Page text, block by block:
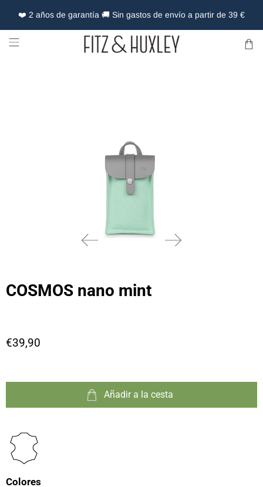
❤️ 2 años de garantía 🚚 Sin gastos de envío a partir de 39 €
COSMOS nano mint
€39,90
Añadir a la cesta
Colores